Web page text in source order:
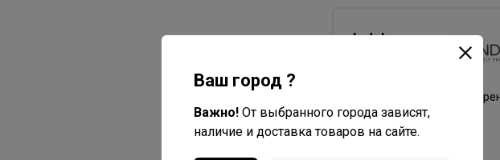
Indola
Германия - страна
Германия - страна
производства
Ваш город ?
Важно! От выбранного города зависят,
наличие и доставка товаров на сайте.